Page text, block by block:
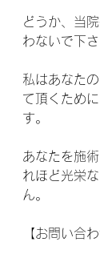
どうか、当
わないで下さ
私はあなた
て頂くため
す。
あなたを施
れほど光栄
ん。
【お問い合わ